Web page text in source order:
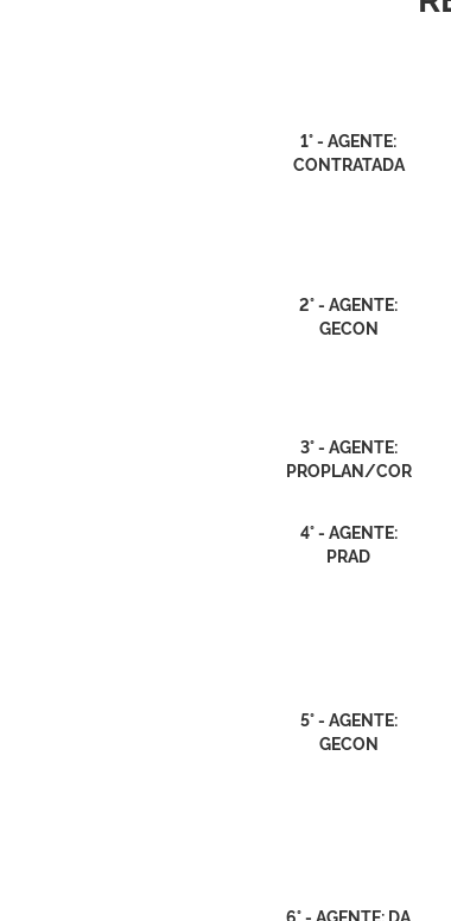
1° - AGENTE:
CONTRATADA
2° - AGENTE:
GECON
3° - AGENTE:
PROPLAN/COR
4° - AGENTE:
PRAD
5° - AGENTE:
GECON
6° - AGENTE: DA